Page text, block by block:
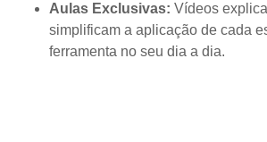
Aulas Exclusivas: Vídeos
simplificam a aplicação de cada
ferramenta no seu dia a dia.